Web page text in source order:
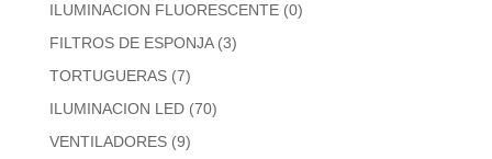
ILUMINACION FLUORESCENTE (0)
FILTROS DE ESPONJA (3)
TORTUGUERAS (7)
ILUMINACION LED (70)
VENTILADORES (9)